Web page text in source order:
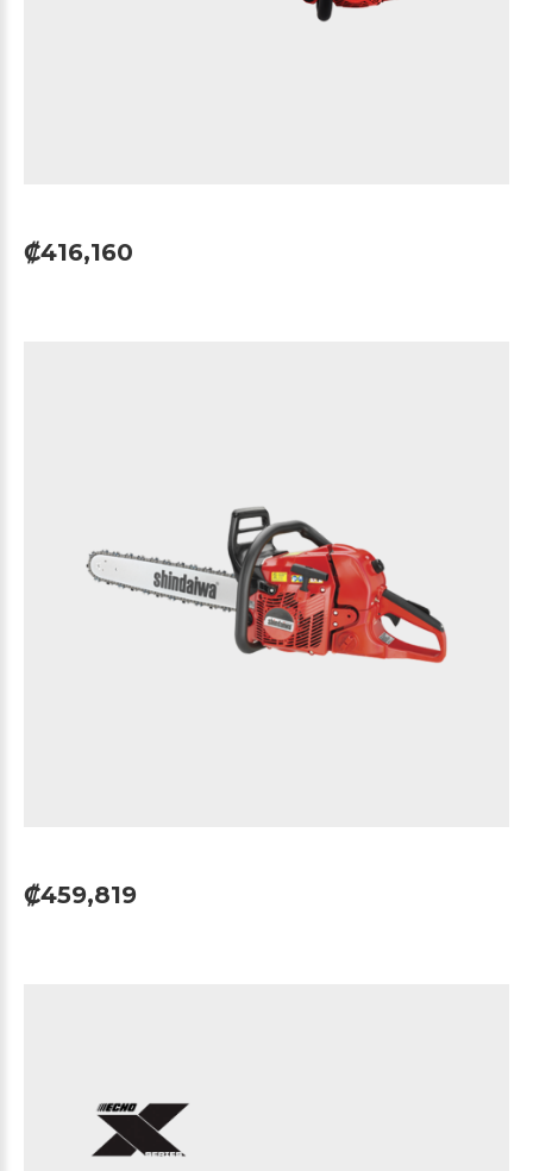
₡416,160
₡459,819